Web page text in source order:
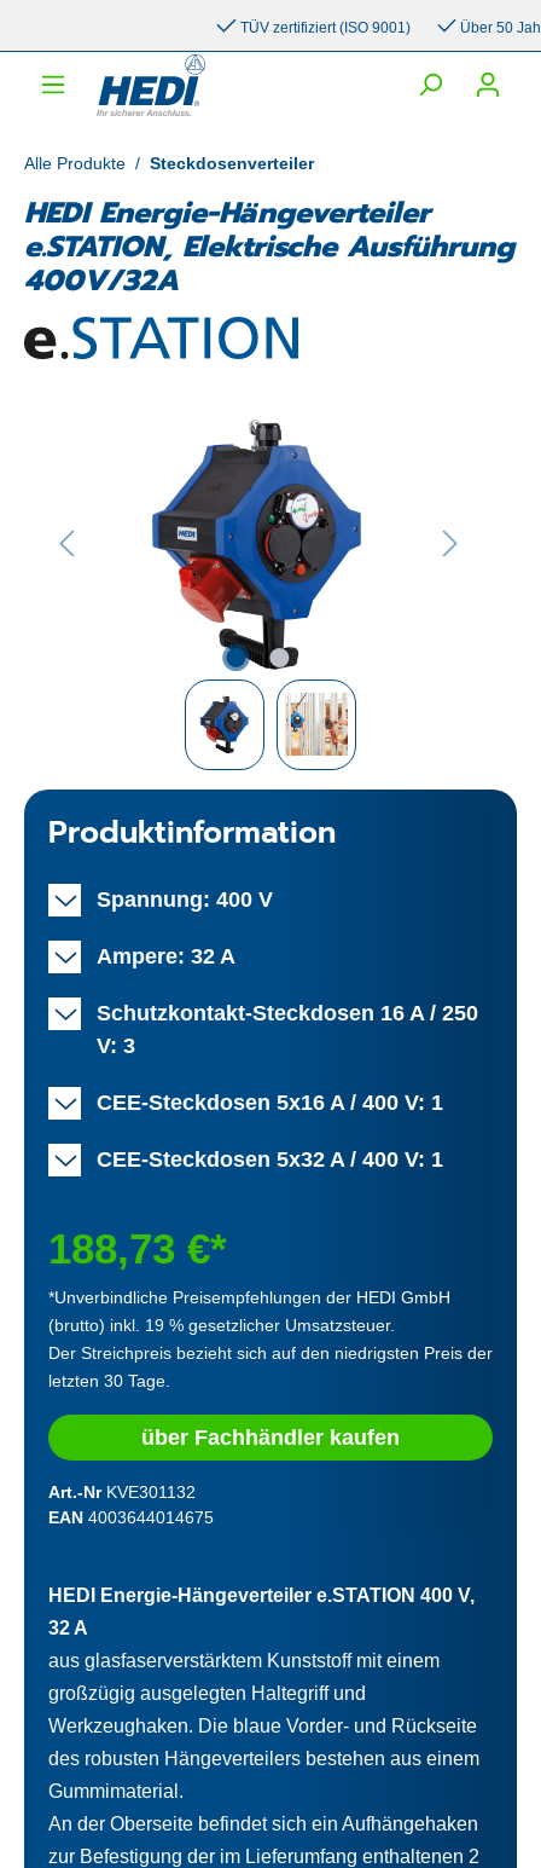
TÜV zertifiziert (ISO 9001) Über 50 Jahre
Alle Produkte / Steckdosenverteiler
HEDI Energie-Hängeverteiler
e.STATION, Elektrische Ausführung
400V/32A
Produktinformation
Spannung: 400 V
Ampere: 32 A
Schutzkontakt-Steckdosen 16 A / 250
V: 3
CEE-Steckdosen 5x16 A / 400 V: 1
CEE-Steckdosen 5x32 A / 400 V: 1
188,73 €*
*Unverbindliche Preisempfehlungen der HEDI GmbH
(brutto) inkl. 19 % gesetzlicher Umsatzsteuer.
Der Streichpreis bezieht sich auf den niedrigsten Preis der
letzten 30 Tage.
über Fachhändler kaufen
Art.-Nr KVE301132
EAN 4003644014675
HEDI Energie-Hängeverteiler e.STATION 400 V,
32 A
aus glasfaserverstärktem Kunststoff mit einem
großzügig ausgelegten Haltegriff und
Werkzeughaken. Die blaue Vorder- und Rückseite
des robusten Hängeverteilers bestehen aus einem
Gummimaterial.
An der Oberseite befindet sich ein Aufhängehaken
zur Befestigung der im Lieferumfang enthaltenen 2